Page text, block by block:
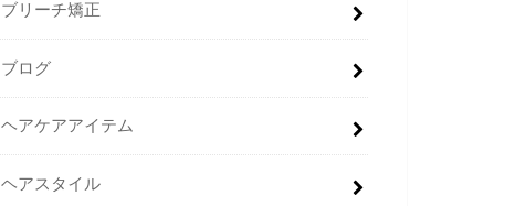
ブリーチ矯正
ブログ
ヘアケアアイテム
ヘアスタイル